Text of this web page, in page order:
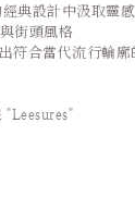
典設計中汲取靈感
街頭風格
符合當代流行輪
"Leesures"